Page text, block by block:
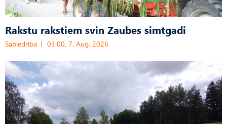
Rakstu rakstiem svin Zaubes simtgadi
Sabiedrība 03:00, 7. Aug, 2026